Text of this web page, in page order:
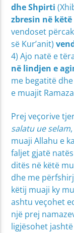
dhe Shpirti
zbresin në këtë
vendoset
së Kur’anit)
4) Ajo natë e
në lindjen e
me begatitë
e muajit
Prej veçorive
salatu ue selam
muaji Allahu e
faljet gjatë
ditës në këtë
dhe me
këtij muaji ky
ashtu veçohet
një prej
ligjësohet